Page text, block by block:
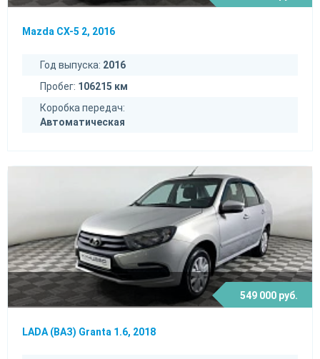
Mazda CX-5 2, 2016
Год выпуска: 2016
Пробег: 106215 км
Коробка передач:
Автоматическая
549 000 руб.
LADA (ВАЗ) Granta 1.6, 2018